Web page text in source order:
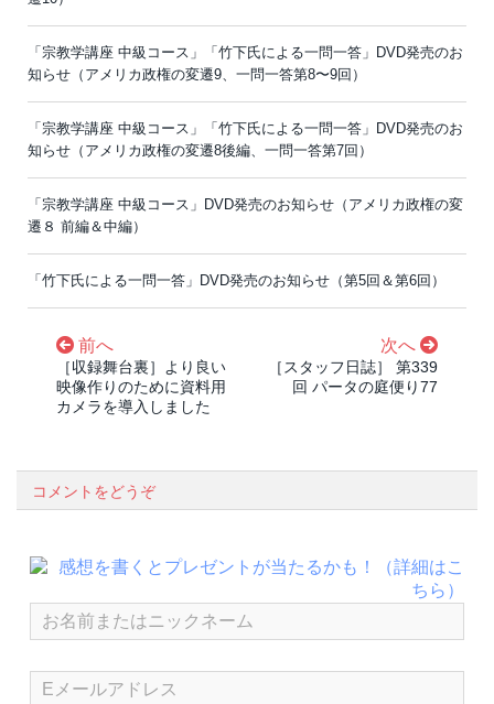
「宗教学講座 中級コース」「竹下氏による一問一答」DVD発売のお
知らせ（アメリカ政権の変遷9、一問一答第8〜9回）
「宗教学講座 中級コース」「竹下氏による一問一答」DVD発売のお
知らせ（アメリカ政権の変遷8後編、一問一答第7回）
「宗教学講座 中級コース」DVD発売のお知らせ（アメリカ政権の変
遷８ 前編＆中編）
「竹下氏による一問一答」DVD発売のお知らせ（第5回＆第6回）
前へ
［収録舞台裏］より良い
映像作りのために資料用
カメラを導入しました
次へ
［スタッフ日誌］ 第339
回 パータの庭便り77
コメントをどうぞ